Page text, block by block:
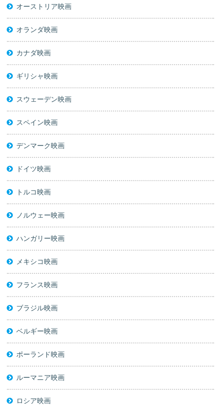
オーストリア映画
オランダ映画
カナダ映画
ギリシャ映画
スウェーデン映画
スペイン映画
デンマーク映画
ドイツ映画
トルコ映画
ノルウェー映画
ハンガリー映画
メキシコ映画
フランス映画
ブラジル映画
ベルギー映画
ポーランド映画
ルーマニア映画
ロシア映画